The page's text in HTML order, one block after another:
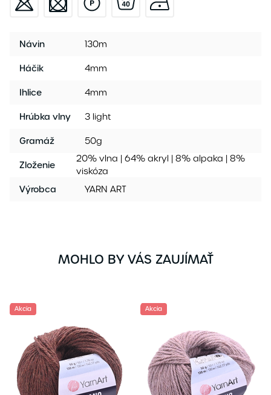
Návin
130m
Háčik
4mm
Ihlice
4mm
Hrúbka vlny
3 light
Gramáž
50g
Zloženie
20% vlna | 64% akryl | 8% alpaka | 8%
viskóza
Výrobca
YARN ART
MOHLO BY VÁS ZAUJÍMAŤ
Akcia Akcia